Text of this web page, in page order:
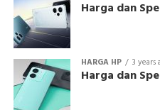
Harga dan
HARGA HP 3 years
Harga dan